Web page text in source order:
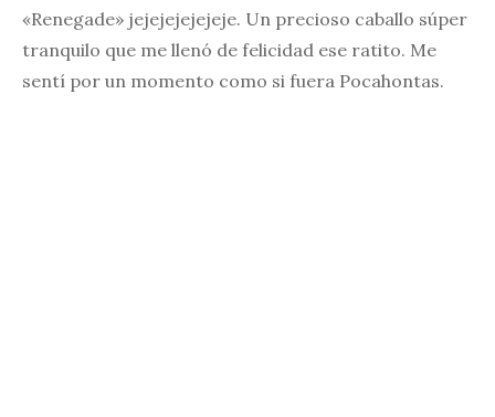
«Renegade» jejejejejejeje. Un precioso caballo súper
tranquilo que me llenó de felicidad ese ratito. Me
sentí por un momento como si fuera Pocahontas.